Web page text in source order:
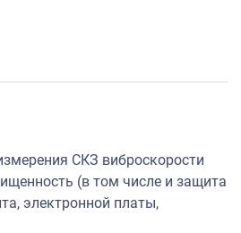
СКЗ виброскорости
(в том числе и защита
электронной платы,